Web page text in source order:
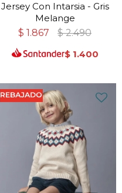
Jersey Con Intarsia - Gris
Melange
$ 1.867 $ 2.490
$ 1.400